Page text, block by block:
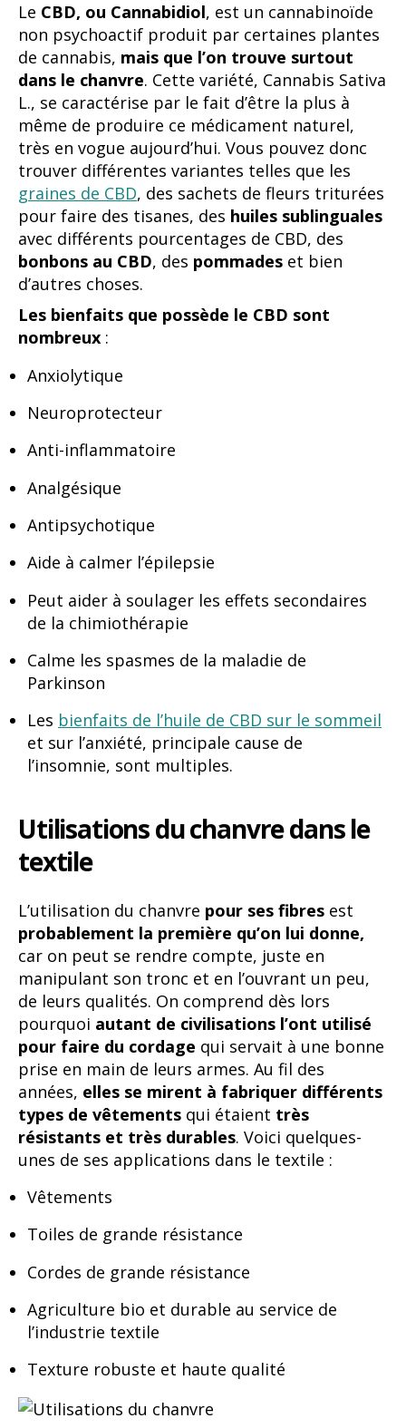
Le CBD, ou Cannabidiol, est un cannabinoïde
non psychoactif produit par certaines plantes
de cannabis, mais que l’on trouve surtout
dans le chanvre. Cette variété, Cannabis Sativa
L., se caractérise par le fait d’être la plus à
même de produire ce médicament naturel,
très en vogue aujourd’hui. Vous pouvez donc
trouver différentes variantes telles que les
graines de CBD, des sachets de fleurs triturées
pour faire des tisanes, des huiles sublinguales
avec différents pourcentages de CBD, des
bonbons au CBD, des pommades et bien
d’autres choses.
Les bienfaits que possède le CBD sont
nombreux :
Anxiolytique
Neuroprotecteur
Anti-inflammatoire
Analgésique
Antipsychotique
Aide à calmer l’épilepsie
Peut aider à soulager les effets secondaires
de la chimiothérapie
Calme les spasmes de la maladie de
Parkinson
Les bienfaits de l’huile de CBD sur le sommeil
et sur l’anxiété, principale cause de
l’insomnie, sont multiples.
Utilisations du chanvre dans le
textile
L’utilisation du chanvre pour ses fibres est
probablement la première qu’on lui donne,
car on peut se rendre compte, juste en
manipulant son tronc et en l’ouvrant un peu,
de leurs qualités. On comprend dès lors
pourquoi autant de civilisations l’ont utilisé
pour faire du cordage qui servait à une bonne
prise en main de leurs armes. Au fil des
années, elles se mirent à fabriquer différents
types de vêtements qui étaient très
résistants et très durables. Voici quelques-
unes de ses applications dans le textile :
Vêtements
Toiles de grande résistance
Cordes de grande résistance
Agriculture bio et durable au service de
l’industrie textile
Texture robuste et haute qualité